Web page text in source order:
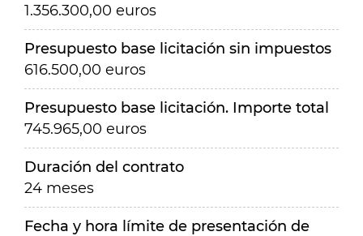
1.356.300,00 euros
Presupuesto base licitación sin impuestos
616.500,00 euros
Presupuesto base licitación. Importe total
745.965,00 euros
Duración del contrato
24 meses
Fecha y hora límite de presentación de